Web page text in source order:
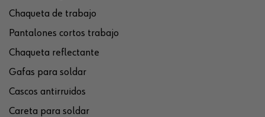
Chaqueta de trabajo
Pantalones cortos trabajo
Chaqueta reflectante
Gafas para soldar
Cascos antirruidos
Careta para soldar